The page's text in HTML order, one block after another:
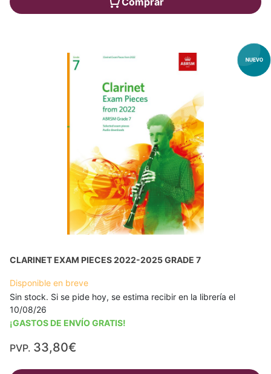
CLARINET EXAM PIECES 2022-2025 GRADE 7
Disponible en breve
Sin stock. Si se pide hoy, se estima recibir en la librería el
10/08/26
¡GASTOS DE ENVÍO GRATIS!
PVP. 33,80€